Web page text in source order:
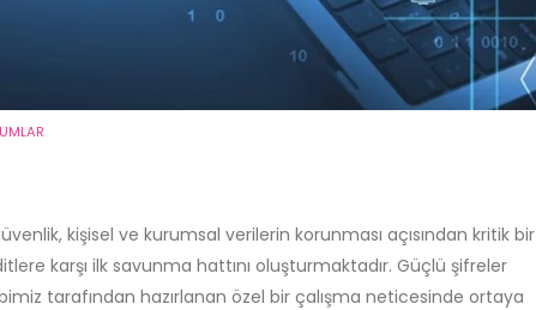
kişisel ve kurumsal verilerin korunması açısından kritik bir
karşı ilk savunma hattını oluşturmaktadır. Güçlü şifreler
tarafından hazırlanan özel bir çalışma neticesinde ortaya